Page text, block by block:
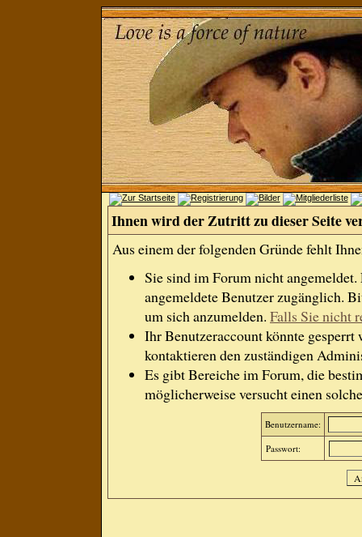
Ihnen wird der Zutritt zu dieser Seite
Aus einem der folgenden Gründe fehlt
Sie sind im Forum nicht
angemeldete Benutzer zugänglich.
um sich anzumelden. Falls Sie nicht
Ihr Benutzeraccount könnte gesperrt
kontaktieren den zuständigen
Es gibt Bereiche im Forum, die
möglicherweise versucht einen
Benutzername:
Passwort: